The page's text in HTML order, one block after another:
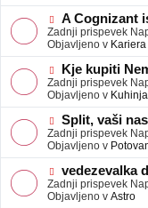
e
o
b
j
a
v
e
N
o
v
e
o
b
j
a
v
e
A Cognizant
Zadnji prispevek
Objavljeno v Kariera
N
o
v
e
o
b
j
a
v
e
Kje kupiti
Zadnji prispevek
Objavljeno v Kuhinja
N
o
v
e
o
b
j
Split, vaši
Zadnji prispevek
Objavljeno v
N
o
v
vedezevalka
Zadnji prispevek
Objavljeno v Astro